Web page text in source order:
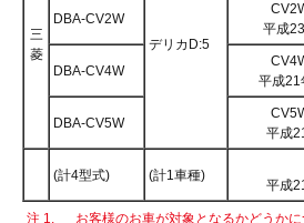
三
菱
デリカD:5
DBA-CV2W
平成
DBA-CV4W
平成21
DBA-CV5W
平成
(計4型式) (計1車種)
平成
注 1. お客様のお車が対象となるかどうかに